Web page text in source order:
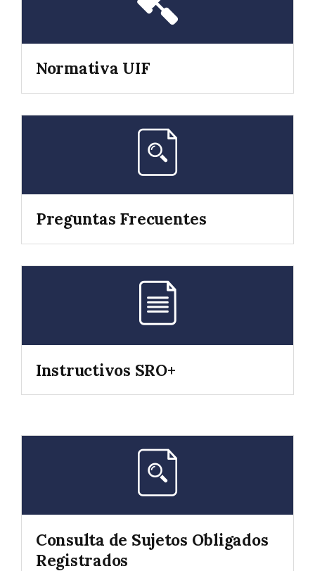
Normativa UIF
Preguntas Frecuentes
Instructivos SRO+
Consulta de Sujetos Obligados
Registrados